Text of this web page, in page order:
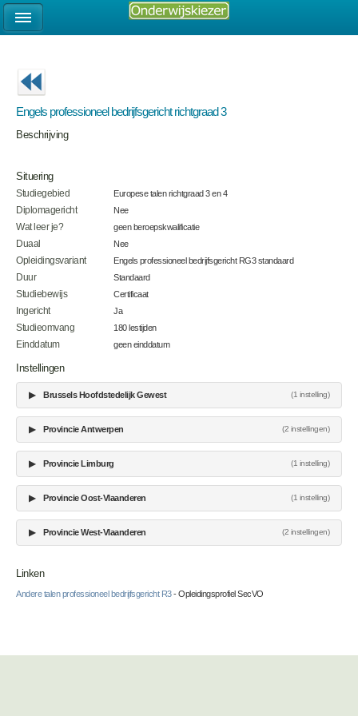
Engels professioneel bedrijfsgericht richtgraad 3
Beschrijving
Situering
Studiegebied
Europese talen richtgraad 3 en 4
Diplomagericht
Nee
Wat leer je?
geen beroepskwalificatie
Duaal
Nee
Opleidingsvariant
Engels professioneel bedrijfsgericht RG3 standaard
Duur
Standaard
Studiebewijs
Certificaat
Ingericht
Ja
Studieomvang
180 lestijden
Einddatum
geen einddatum
Instellingen
▶ Brussels Hoofdstedelijk Gewest (1 instelling)
▶ Provincie Antwerpen (2 instellingen)
▶ Provincie Limburg (1 instelling)
▶ Provincie Oost-Vlaanderen (1 instelling)
▶ Provincie West-Vlaanderen (2 instellingen)
Linken
Andere talen professioneel bedrijfsgericht R3- Opleidingsprofiel SecVO